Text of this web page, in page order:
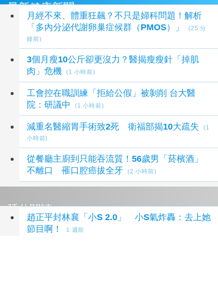
最新健康新聞
月經不來、體重狂飆？不只是婦科問題！解析
「多內分泌代謝卵巢症候群（PMOS）」
(25 分
鐘前)
3個月瘦10公斤卻更沒力？醫揭瘦瘦針「掉肌
肉」危機
(1 小時前)
工會控在職訓練「拒給公假」被剝削 台大醫
院：研議中
(1 小時前)
減重名醫縮胃手術致2死 衛福部揭10大疏失
(1
小時前)
從餐廳主廚到只能吞流質！56歲男「菸檳酒」
不離口 罹口腔癌拔全牙
(2 小時前)
延伸閱讀
趙正平封林襄「小S 2.0」 小S氣炸轟：去上她
節目啊！
1 週前